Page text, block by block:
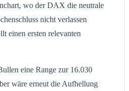
wo der DAX die neutrale
nicht verlassen
einen ersten relevanten
eine Range zur 16.030
wäre erneut die Aufhellung